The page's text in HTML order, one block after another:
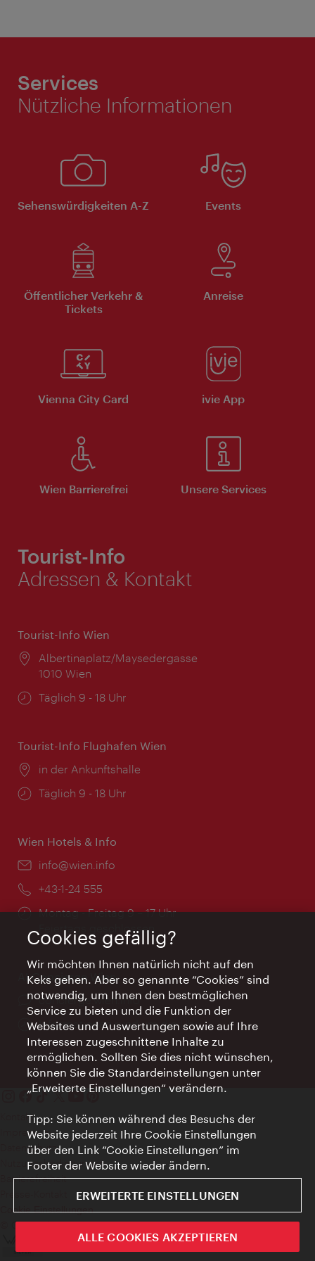
Services
Nützliche Informationen
Sehenswürdigkeiten A-Z Events
Öffentlicher Verkehr &
Tickets
Anreise
Vienna City Card ivie App
Wien Barrierefrei Unsere Services
Tourist-Info
Adressen & Kontakt
Tourist-Info Wien
Ort:
Albertinaplatz/Maysedergasse
1010 Wien
Öffnungszeiten:
Täglich 9 - 18 Uhr
Tourist-Info Flughafen Wien
Ort:
in der Ankunftshalle
Öffnungszeiten:
Täglich 9 - 18 Uhr
Wien Hotels & Info
Email:
info@wien.info
Telefon:
+43-1-24 555
Öffnungszeiten:
Montag - Freitag 9 – 17 Uhr
Feiertags geschlossen
AI Concierge Wien
Ort:
concierge.wien.info
Öffnungszeiten:
Informationen rund um die Uhr
Kontakt
Impressum
Datenschutz
Nutzungsbedingungen
Barrierefreiheit
Cookie Einstellungen
© Copyright WienTourismus
Cookies gefällig?
Wir möchten Ihnen natürlich nicht auf den
Keks gehen. Aber so genannte “Cookies” sind
notwendig, um Ihnen den bestmöglichen
Service zu bieten und die Funktion der
Websites und Auswertungen sowie auf Ihre
Interessen zugeschnittene Inhalte zu
ermöglichen. Sollten Sie dies nicht wünschen,
können Sie die Standardeinstellungen unter
„Erweiterte Einstellungen“ verändern.
Tipp: Sie können während des Besuchs der
Website jederzeit Ihre Cookie Einstellungen
über den Link “Cookie Einstellungen” im
Footer der Website wieder ändern.
ERWEITERTE EINSTELLUNGEN
ALLE COOKIES AKZEPTIEREN